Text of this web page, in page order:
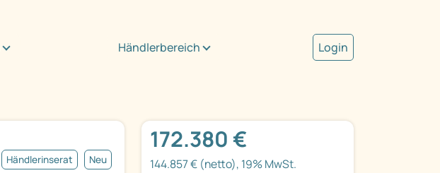
Händlerbereich Login
Händlerinserat Neu
172.380 €
144.857 € (netto), 19% MwSt.